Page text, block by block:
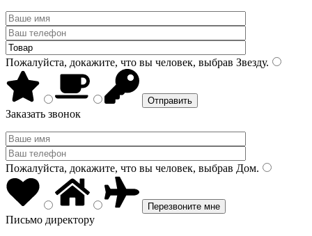
Пожалуйста, докажите, что вы человек, выбрав Звезду.
Заказать звонок
Пожалуйста, докажите, что вы человек, выбрав Дом.
Письмо директору